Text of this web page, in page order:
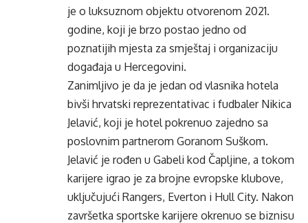
je o luksuznom objektu otvorenom 2021.
godine, koji je brzo postao jedno od
poznatijih mjesta za smještaj i organizaciju
događaja u Hercegovini.
Zanimljivo je da je jedan od vlasnika hotela
bivši hrvatski reprezentativac i fudbaler Nikica
Jelavić, koji je hotel pokrenuo zajedno sa
poslovnim partnerom Goranom Suškom.
Jelavić je rođen u Gabeli kod Čapljine, a tokom
karijere igrao je za brojne evropske klubove,
uključujući Rangers, Everton i Hull City. Nakon
završetka sportske karijere okrenuo se biznisu